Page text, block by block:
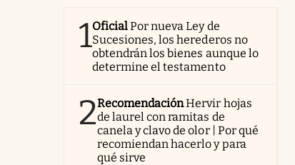
1OficialPor nueva Ley de
Sucesiones, los herederos no
obtendrán los bienes aunque lo
determine el testamento
2RecomendaciónHervir hojas
de laurel con ramitas de
canela y clavo de olor | Por qué
recomiendan hacerlo y para
qué sirve